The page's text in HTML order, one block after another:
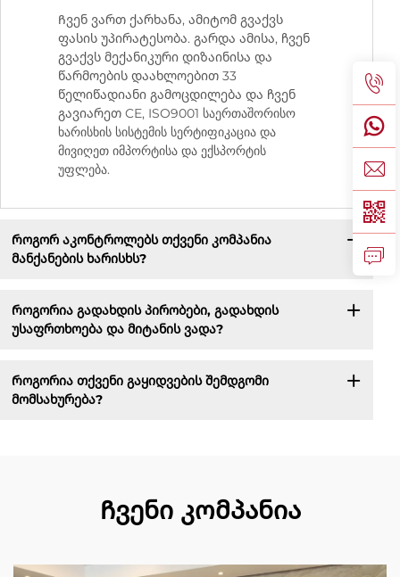
Ჩვენ ვართ ქარხანა, ამიტომ გვაქვს
ფასის უპირატესობა. გარდა ამისა, ჩვენ
გვაქვს მექანიკური დიზაინისა და
წარმოების დაახლოებით 33
წელიწადიანი გამოცდილება და ჩვენ
გავიარეთ CE, ISO9001 საერთაშორისო
ხარისხის სისტემის სერტიფიკაცია და
მივიღეთ იმპორტისა და ექსპორტის
უფლება.
Როგორ აკონტროლებს თქვენი კომპანია
მანქანების ხარისხს?
Როგორია გადახდის პირობები, გადახდის
უსაფრთხოება და მიტანის ვადა?
Როგორია თქვენი გაყიდვების შემდგომი
მომსახურება?
Ჩვენი კომპანია